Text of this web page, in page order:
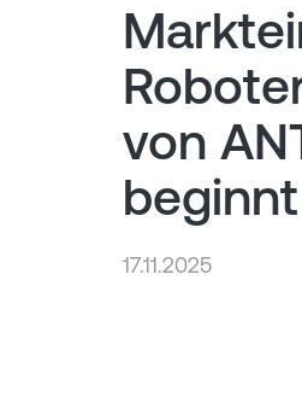
von
17.11.2025